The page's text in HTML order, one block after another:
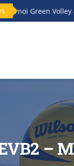
Green Volley
–